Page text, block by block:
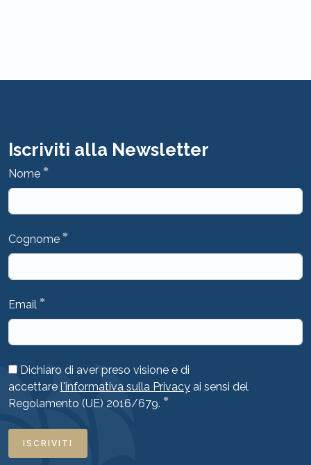
Iscriviti alla Newsletter
Nome *
Cognome *
Email *
Dichiaro di aver preso visione e di
accettare l'informativa sulla Privacy ai sensi del
Regolamento (UE) 2016/679. *
ISCRIVITI